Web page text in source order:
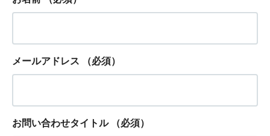
メールアドレス （必須）
お問い合わせタイトル （必須）